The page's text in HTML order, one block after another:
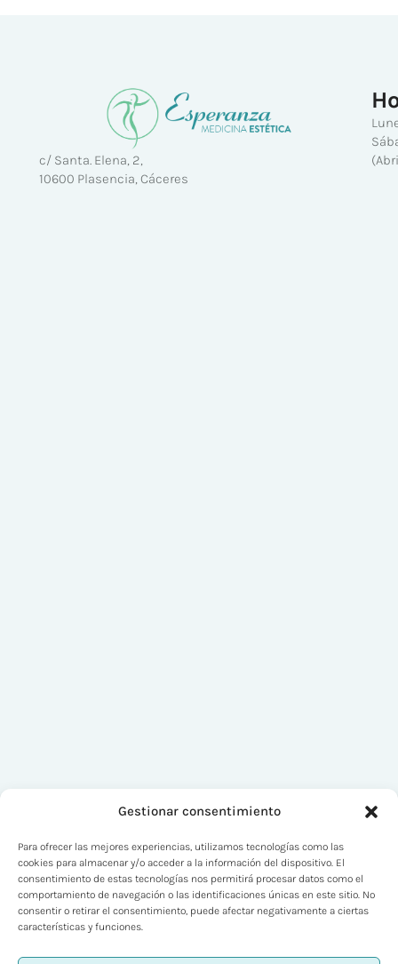
Gestionar consentimiento
Para ofrecer las mejores experiencias, utilizamos tecnologías como las
cookies para almacenar y/o acceder a la información del dispositivo. El
consentimiento de estas tecnologías nos permitirá procesar datos como el
comportamiento de navegación o las identificaciones únicas en este sitio. No
consentir o retirar el consentimiento, puede afectar negativamente a ciertas
características y funciones.
c/ Santa. Elena, 2,
10600 Plasencia, Cáceres